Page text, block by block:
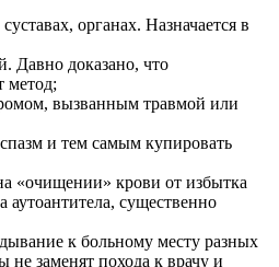
органах. Назначается в
Давно доказано, что
метод;
вызванным травмой или
и тем самым купировать
«очищении» крови от избытка
существенно
к больному месту разных
заменят похода к врачу и